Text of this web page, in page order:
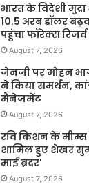
भारत के विदेशी
10.5 अरब डॉलर
पहुंचा फॉरेक्स रिजर्व
August 7, 2026
जेनजी पर मोहन
ने किया समर्थन,
मैनेजमेंट
August 7, 2026
रवि किशन के मीम्स
शामिल हुए शेखर
माई ब्रदर'
August 7, 2026